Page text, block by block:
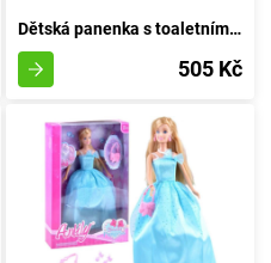
Dětská panenka s toaletním stolečkem Lily
505 Kč